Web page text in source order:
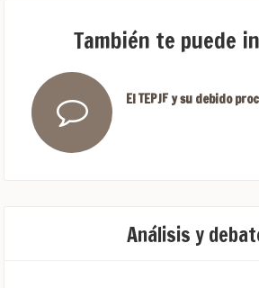
También te puede
El TEPJF y su debido
Análisis y